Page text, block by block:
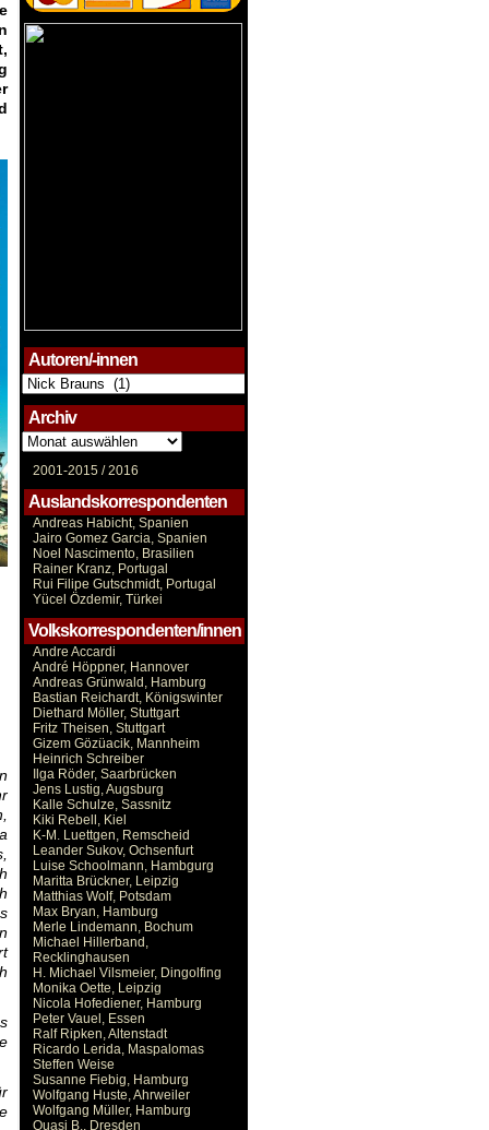
Autoren/-innen
Autoren/-
innen
Archiv
Archiv
2001-2015 /2016
Auslandskorrespondenten
Andreas Habicht, Spanien
Jairo Gomez Garcia, Spanien
Noel Nascimento, Brasilien
Rainer Kranz, Portugal
Rui Filipe Gutschmidt, Portugal
Yücel Özdemir, Türkei
Volkskorrespondenten/innen
Andre Accardi
André Höppner, Hannover
Andreas Grünwald, Hamburg
Bastian Reichardt, Königswinter
Diethard Möller, Stuttgart
Fritz Theisen, Stuttgart
Gizem Gözüacik, Mannheim
Heinrich Schreiber
Ilga Röder, Saarbrücken
Jens Lustig, Augsburg
Kalle Schulze, Sassnitz
Kiki Rebell, Kiel
K-M. Luettgen, Remscheid
Leander Sukov, Ochsenfurt
Luise Schoolmann, Hambgurg
Maritta Brückner, Leipzig
Matthias Wolf, Potsdam
Max Bryan, Hamburg
Merle Lindemann, Bochum
Michael Hillerband,
Recklinghausen
H. Michael Vilsmeier, Dingolfing
Monika Oette, Leipzig
Nicola Hofediener, Hamburg
Peter Vauel, Essen
Ralf Ripken, Altenstadt
Ricardo Lerida, Maspalomas
Steffen Weise
Susanne Fiebig, Hamburg
Wolfgang Huste, Ahrweiler
Wolfgang Müller, Hamburg
Quasi B., Dresden